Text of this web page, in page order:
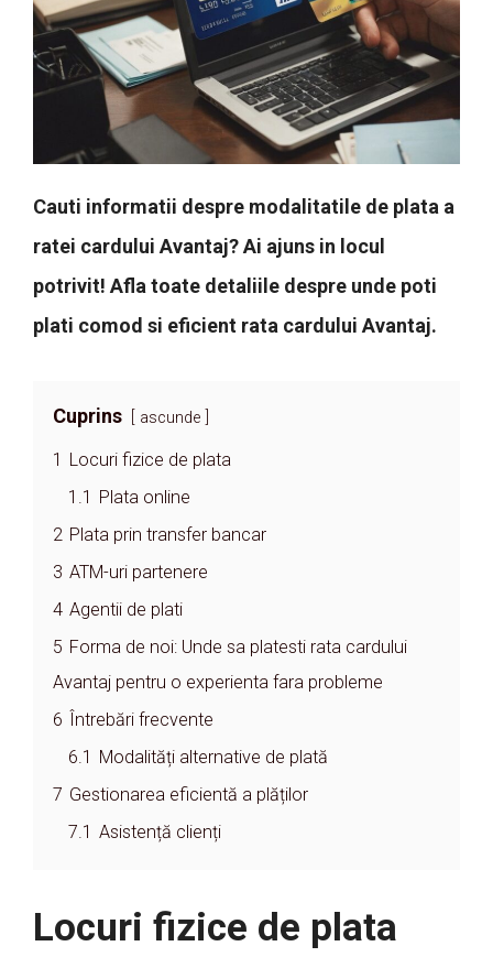
Cauti informatii despre modalitatile de plata a
ratei cardului Avantaj? Ai ajuns in locul
potrivit! Afla toate detaliile despre unde poti
plati comod si eficient rata cardului Avantaj.
Cuprins ascunde
1
Locuri fizice de plata
1.1
Plata online
2 Plata prin transfer bancar
3 ATM-uri partenere
4 Agentii de plati
5 Forma de noi: Unde sa platesti rata cardului
Avantaj pentru o experienta fara probleme
6
Întrebări frecvente
6.1
Modalități alternative de plată
7 Gestionarea eficientă a plăților
7.1 Asistență clienți
Locuri fizice de plata